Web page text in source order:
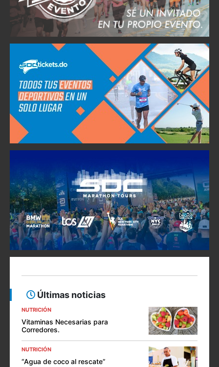
Últimas noticias
NUTRICIÓN
Vitaminas Necesarias para
Corredores.
NUTRICIÓN
“Agua de coco al rescate”